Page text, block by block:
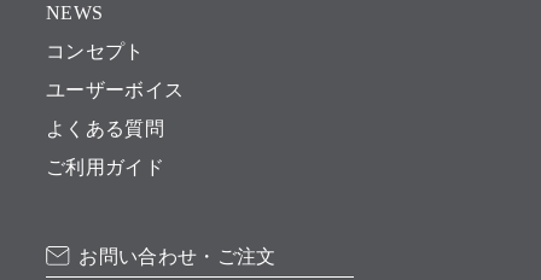
NEWS
コンセプト
ユーザーボイス
よくある質問
ご利用ガイド
お問い合わせ・ご注文